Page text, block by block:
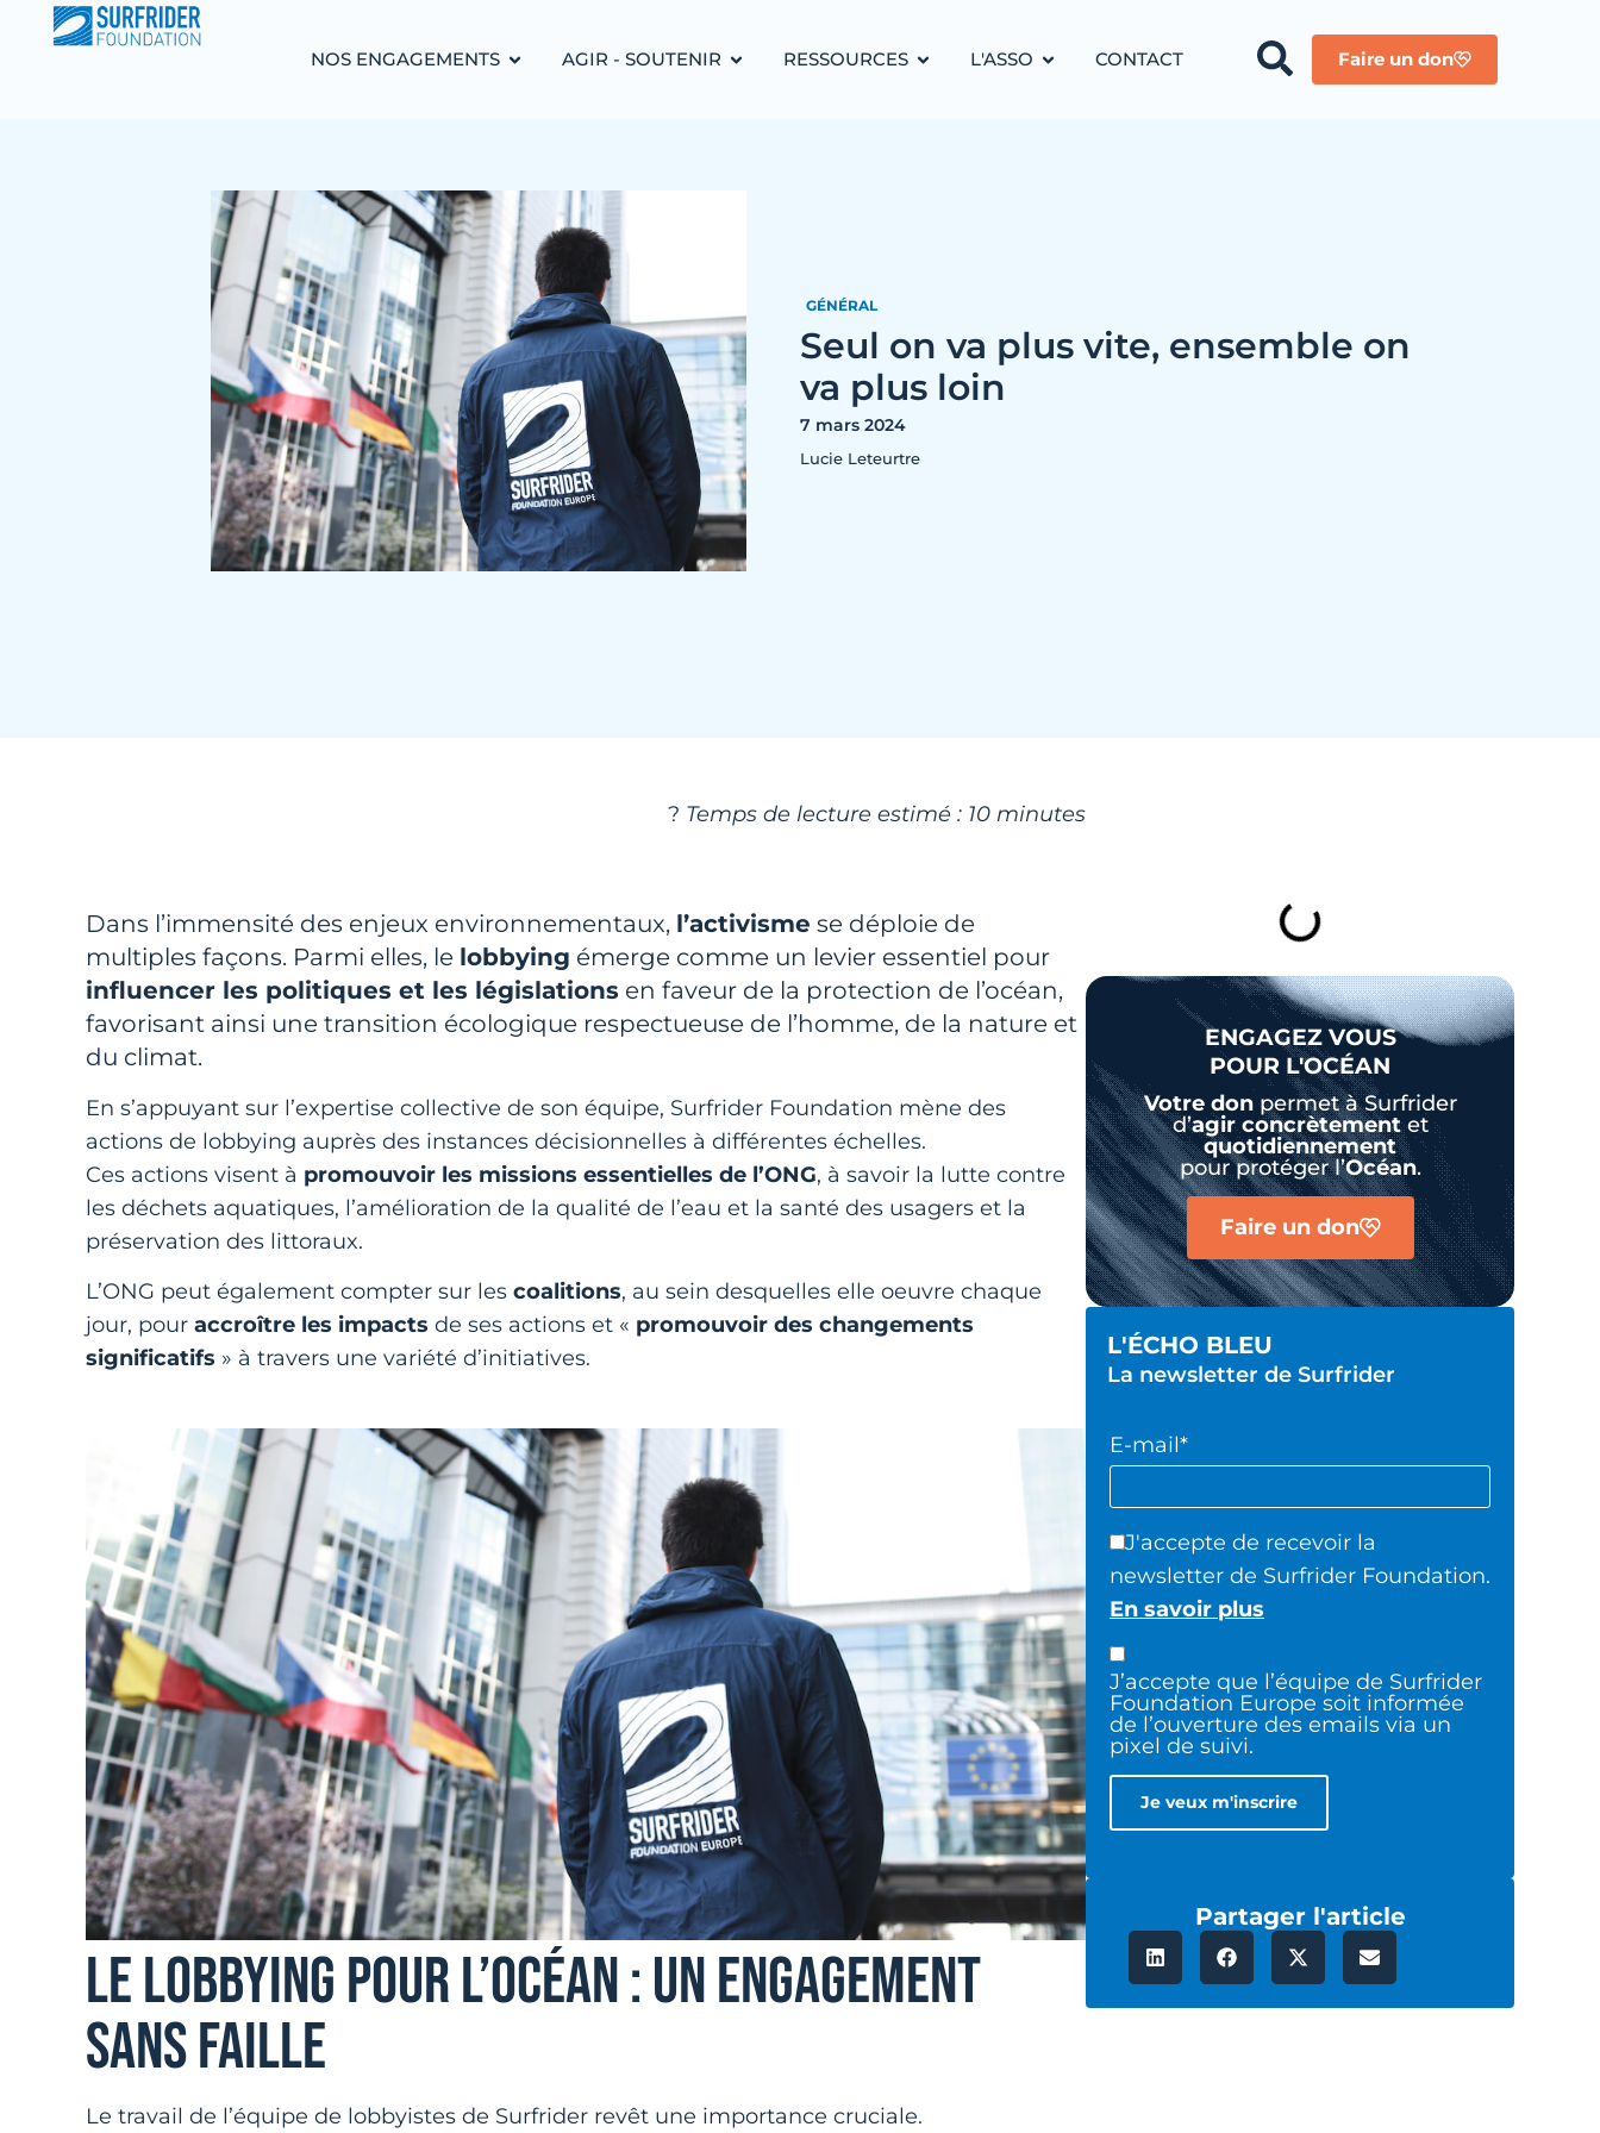
NOS ENGAGEMENTS AGIR - SOUTENIR RESSOURCES L'ASSO CONTACT Faire un don
GÉNÉRAL
Seul on va plus vite, ensemble on
va plus loin
7 mars 2024
Lucie Leteurtre
? Temps de lecture estimé : 10 minutes
Dans l’immensité des enjeux environnementaux, l’activisme se déploie de
multiples façons. Parmi elles, le lobbying émerge comme un levier essentiel pour
influencer les politiques et les législations en faveur de la protection de l’océan,
favorisant ainsi une transition écologique respectueuse de l’homme, de la nature et
du climat.
En s’appuyant sur l’expertise collective de son équipe, Surfrider Foundation mène des
actions de lobbying auprès des instances décisionnelles à différentes échelles.
Ces actions visent à promouvoir les missions essentielles de l’ONG, à savoir la lutte contre
les déchets aquatiques, l’amélioration de la qualité de l’eau et la santé des usagers et la
préservation des littoraux.
L’ONG peut également compter sur les coalitions, au sein desquelles elle oeuvre chaque
jour, pour accroître les impacts de ses actions et « promouvoir des changements
significatifs » à travers une variété d’initiatives.
LE LOBBYING POUR L’OCÉAN : UN ENGAGEMENT
SANS FAILLE
Le travail de l’équipe de lobbyistes de Surfrider revêt une importance cruciale.
ENGAGEZ VOUS
POUR L'OCÉAN
Votre donpermet à Surfrider
d’agir concrètementet
quotidiennement
pour protéger l’Océan.
Faire un don
L'ÉCHO BLEU
La newsletter de Surfrider
E-mail*
J'accepte de recevoir la
newsletter de Surfrider Foundation.
En savoir plus
J’accepte que l’équipe de Surfrider
Foundation Europe soit informée
de l’ouverture des emails via un
pixel de suivi.
Partager l'article